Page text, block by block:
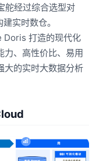
舵经过综合选型对
实时数仓。
打造的现代化
力、高性价比、易用
大的实时大数据分析